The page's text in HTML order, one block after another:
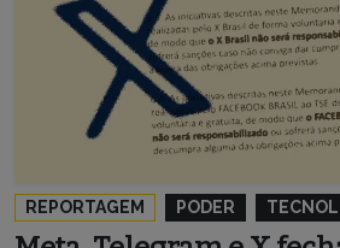
REPORTAGEM PODER